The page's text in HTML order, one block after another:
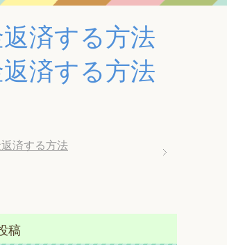
済する方法
済する方法
済する方法
稿